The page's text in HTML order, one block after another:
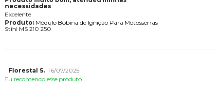
necessidades
Excelente
Produto:Módulo Bobina de Ignição Para Motosserras
Stihl MS 210 250
Florestal S. 16/07/2025
Eu recomendo esse produto.